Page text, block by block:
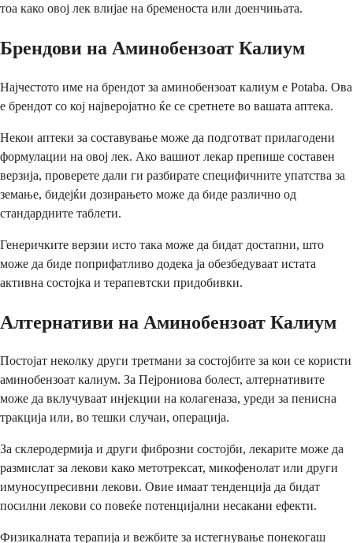
тоа како овој лек влијае на бременоста или доенчињата.
Брендови на Аминобензоат Калиум
Најчестото име на брендот за аминобензоат калиум е Potaba. Ова
е брендот со кој најверојатно ќе се сретнете во вашата аптека.
Некои аптеки за составување може да подготват прилагодени
формулации на овој лек. Ако вашиот лекар препише составен
верзија, проверете дали ги разбирате специфичните упатства за
земање, бидејќи дозирањето може да биде различно од
стандардните таблети.
Генеричките верзии исто така може да бидат достапни, што
може да биде поприфатливо додека ја обезбедуваат истата
активна состојка и терапевтски придобивки.
Алтернативи на Аминобензоат Калиум
Постојат неколку други третмани за состојбите за кои се користи
аминобензоат калиум. За Пејрониова болест, алтернативите
може да вклучуваат инјекции на колагеназа, уреди за пенисна
тракција или, во тешки случаи, операција.
За склеродермија и други фиброзни состојби, лекарите може да
размислат за лекови како метотрексат, микофенолат или други
имуносупресивни лекови. Овие имаат тенденција да бидат
посилни лекови со повеќе потенцијални несакани ефекти.
Физикалната терапија и вежбите за истегнување понекогаш